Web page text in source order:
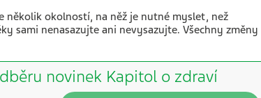
okolností, na něž je nutné myslet, než
sami nenasazujte ani nevysazujte. Všechny změny
novinek Kapitol o zdraví